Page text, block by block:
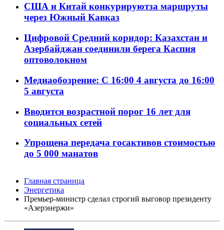
США и Китай конкурируютза маршруты
через Южный Кавказ
Цифровой Средний коридор: Казахстан и
Азербайджан соединили берега Каспия
оптоволокном
Медиаобозрение: С 16:00 4 августа до 16:00
5 августа
Вводится возрастной порог 16 лет для
социальных сетей
Упрощена передача госактивов стоимостью
до 5 000 манатов
Главная страница
Энергетика
Премьер-министр сделал строгий выговор президенту
«Азерэнержи»